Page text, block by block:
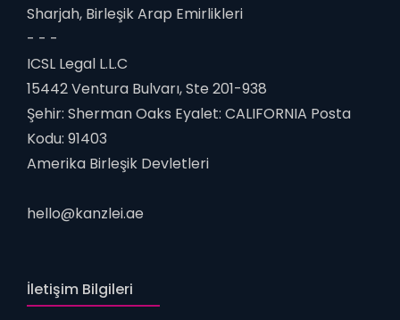
Sharjah, Birleşik Arap Emirlikleri
- - -
ICSL Legal L.L.C
15442 Ventura Bulvarı, Ste 201-938
Şehir: Sherman Oaks Eyalet: CALIFORNIA Posta
Kodu: 91403
Amerika Birleşik Devletleri
hello@kanzlei.ae
İletişim Bilgileri